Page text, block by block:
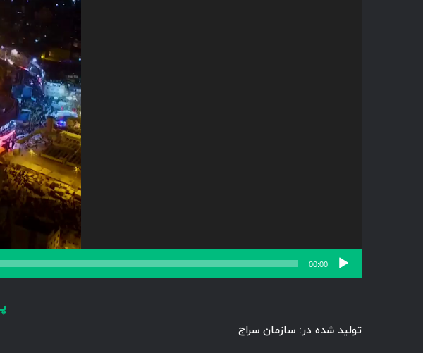
00:00
تولید شده در: سازمان سراج